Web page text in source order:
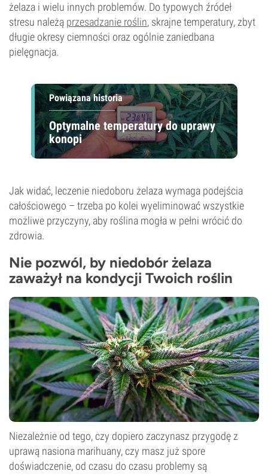
żelaza i wielu innych problemów. Do typowych źródeł
stresu należą przesadzanie roślin, skrajne temperatury, zbyt
długie okresy ciemności oraz ogólnie zaniedbana
pielęgnacja.
Powiązana historia
Optymalne temperatury do uprawy
konopi
Jak widać, leczenie niedoboru żelaza wymaga podejścia
całościowego – trzeba po kolei wyeliminować wszystkie
możliwe przyczyny, aby roślina mogła w pełni wrócić do
zdrowia.
Nie pozwól, by niedobór żelaza
zaważył na kondycji Twoich roślin
Niezależnie od tego, czy dopiero zaczynasz przygodę z
uprawą nasiona marihuany, czy masz już spore
doświadczenie, od czasu do czasu problemy są